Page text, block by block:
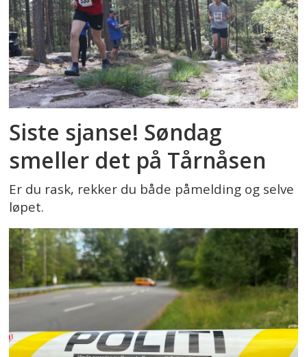
Siste sjanse! Søndag
smeller det på Tårnåsen
Er du rask, rekker du både påmelding og selve
løpet.